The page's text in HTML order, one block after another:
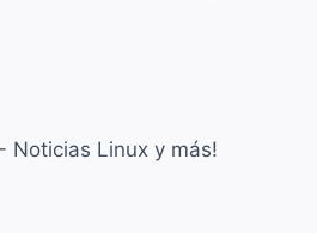
- Noticias Linux y más!